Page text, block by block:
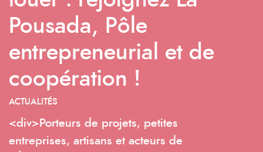
Pousada, Pôle
entrepreneurial et de
coopération !
ACTUALITÉS
<div>Porteurs de projets, petites
entreprises, artisans et acteurs de